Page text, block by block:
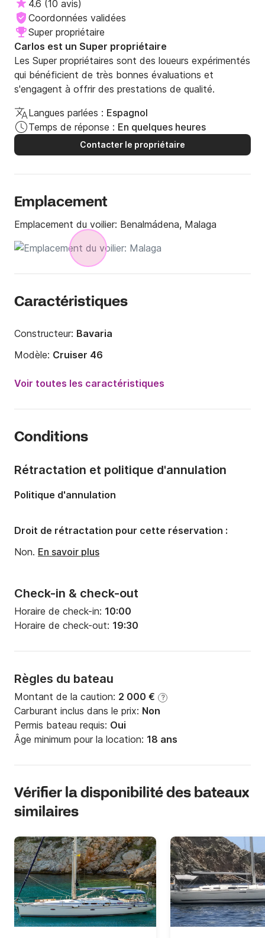
confortablement installé sur le pont même voiles dehors.
L'aménagement intérieur est également très spacieux,
même si comme nous ne l'avons eu que pour une journée,
nous n'avons pas passé beaucoup de temps à l'intérieur (le
réfrigérateur devient très froid). Tout était super, très
propre et le propriétaire était très sympathique.
4.6 (10 avis)
Coordonnées validées
Super propriétaire
Carlos est un Super propriétaire
Les Super propriétaires sont des loueurs expérimentés
qui bénéficient de très bonnes évaluations et
s'engagent à offrir des prestations de qualité.
Langues parlées : Espagnol
Temps de réponse : En quelques heures
Contacter le propriétaire
Emplacement
Emplacement du voilier: Benalmádena, Malaga
Caractéristiques
Constructeur: Bavaria
Modèle: Cruiser 46
Année:
Nombre de couchages:
Longueur:
Puissance moteur:75cv
Voir toutes les caractéristiques
Conditions
Check-in & check-out
Horaire de check-in: 10:00
Horaire de check-out: 19:30
Règles du bateau
Montant de la caution: 2 000 € ?
Carburant inclus dans le prix: Non
Permis bateau requis: Oui
Âge minimum pour la location: 18 ans
Rétractation et politique d'annulation
Politique d'annulation
Droit de rétractation pour cette réservation :
Non. En savoir plus
Vérifier la disponibilité des bateaux
similaires